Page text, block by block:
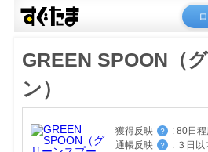
GREEN SPOON（
ン）
獲得反映 ？ : 80日程
通帳反映
？ : ３日以